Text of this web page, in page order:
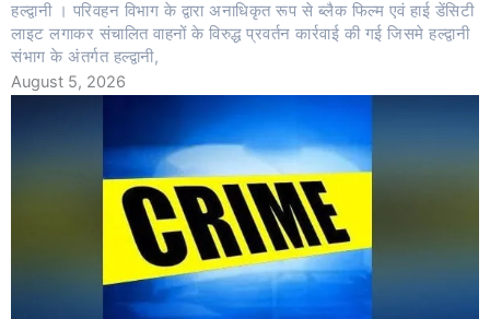
हल्द्वानी । परिवहन विभाग के द्वारा अनाधिकृत रूप से ब्लैक फिल्म एवं हाई डेंसिटी
लाइट लगाकर संचालित वाहनों के विरुद्ध प्रवर्तन कार्रवाई की गई जिसमे हल्द्वानी
संभाग के अंतर्गत हल्द्वानी,
August 5, 2026